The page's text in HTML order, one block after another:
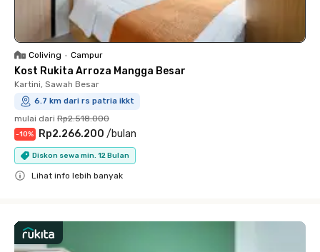
Coliving • Campur
Kost Rukita Arroza Mangga Besar
Kartini, Sawah Besar
6.7 km dari rs patria ikkt
mulai dari Rp2.518.000
-10% Rp2.266.200 /bulan
Diskon sewa min. 12 Bulan
Lihat info lebih banyak